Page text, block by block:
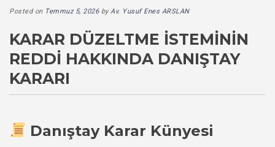
Posted on Temmuz 5, 2026byAv. Yusuf Enes ARSLAN
KARAR DÜZELTME İSTEMININ
REDDI HAKKINDA DANIŞTAY
KARARI
Danıştay Karar Künyesi